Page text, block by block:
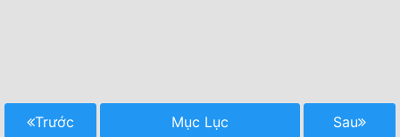
Trước Mục Lục Sau